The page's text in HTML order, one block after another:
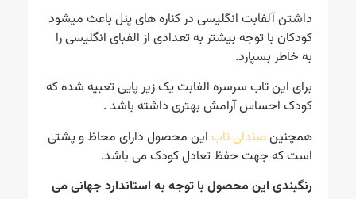
داشتن آلفابت انگلیسی در کناره های پنل باعث میشود
کودکان با توجه بیشتر به تعدادی از الفبای انگلیسی را
به خاطر بسپارد.
برای این تاب سرسره الفابت یک زیر پایی تعبیه شده که
کودک احساس آرامش بهتری داشته باشد .
همچنینصندلی تاباین محصول دارای محاظ و پشتی
است که جهت حفظ تعادل کودک می باشد.
رنگبندی این محصول با توجه به استاندارد جهانی می